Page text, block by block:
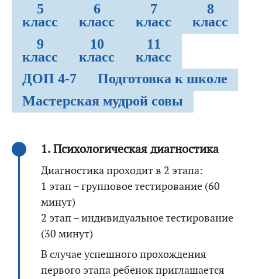
5
класс
6
класс
7
класс
8
класс
9
класс
10
класс
11
класс
ДОП 4-7
Подготовка к школе
Мастерская мудрой совы
1. Психологическая диагностика
Диагностика проходит в 2 этапа:
1 этап – групповое тестирование (60
минут)
2 этап – индивидуальное тестирование
(30 минут)
В случае успешного прохождения
первого этапа ребёнок приглашается